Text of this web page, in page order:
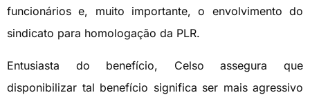
funcionários e, muito importante, o envolvimento do
sindicato para homologação da PLR.
Entusiasta do benefício, Celso assegura que
disponibilizar tal benefício significa ser mais agressivo